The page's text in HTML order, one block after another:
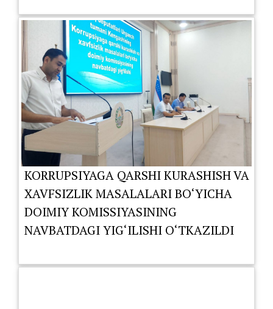
KORRUPSIYAGA QARSHI KURASHISH VA
XAVFSIZLIK MASALALARI BO‘YICHA
DOIMIY KOMISSIYASINING
NAVBATDAGI YIG‘ILISHI O‘TKAZILDI